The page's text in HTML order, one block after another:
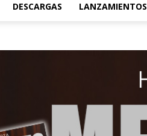
DESCARGAS LANZAMIENTOS